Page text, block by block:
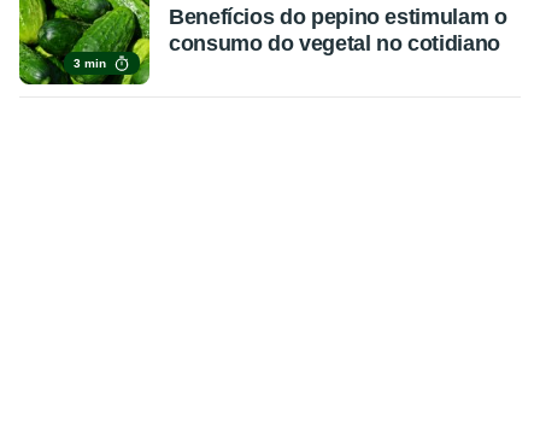
3 min
Benefícios do pepino estimulam o
consumo do vegetal no cotidiano